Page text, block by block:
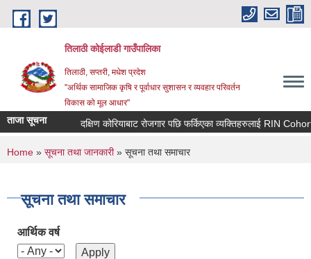
Skip to main content
तिलाठी कोईलाडी गाउँपालिका
तिलाठी, सप्तरी, मधेश प्रदेश
"अर्थिक सामाजिक कृषि र पूर्वाधार सुशासन र व्यवहार परिवर्तन
विकास को मूल आधार"
ताजा सूचना दक्षिण कोरियाबाट रोजगार पछि फर्किएका व्यक्तिहरुलाई RIN Cohort III
You are here
Home » सूचना तथा जानकारी» सूचना तथा समाचार
सूचना तथा समाचार
आर्थिक वर्ष